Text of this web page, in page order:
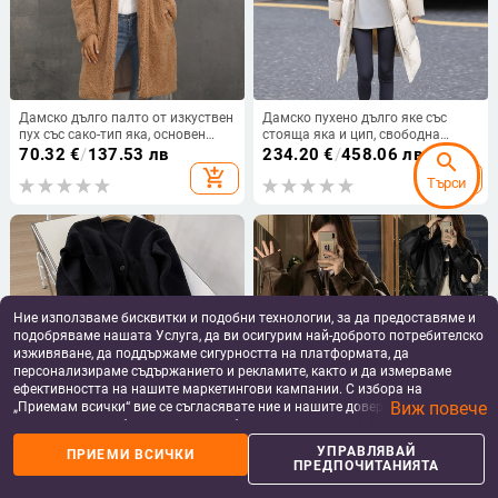
Дамско дълго палто от изкуствен
пух със сако-тип яка, основен
материал: изкуствен пух, дълги
70.32 €/137.53 лв
add_shopping_cart
Дамско пухено дълго яке със
стояща яка и цип, свободна
кройка, пълнеж над 91% бял гъши
пух, дължина 80–100 см, есен
2024
234.20 €/458.06 лв
add_shopping_cart
дебела замшова текстура,
планка за копчета, кабелна
128.14€/250.62 лв
Дамско PU кожено яке, стил
Колеж, ревър, със ципово
закопчаване, дълги ръкави
43.93€/85.92 лв
Ние използваме бисквитки и подобни технологии, за да предоставяме и
подобряваме нашата Услуга, да ви осигурим най-доброто потребителско
изживяване, да поддържаме сигурността на платформата, да
персонализираме съдържанието и рекламите, както и да измерваме
ефективността на нашите маркетингови кампании. С избора на
„Приемам всички“ вие се съгласявате ние и нашите доверени партньори
да съхраняваме бисквитки и подобни технологии на вашето устройство
за рекламни и аналитични цели. Можете по всяко време да управлявате
своите предпочитания, като натиснете „Управлявай предпочитанията“.
За повече информация, моля, вижте нашата
Виж повече
ПРИЕМИ ВСИЧКИ
УПРАВЛЯВАЙ
ПРЕДПОЧИТАНИЯТА
search
Търси